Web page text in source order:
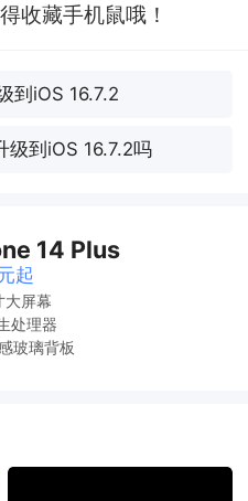
收藏手机鼠哦！
到iOS 16.7.2
级到iOS 16.7.2吗
14 Plus
起
大屏幕
处理器
玻璃背板